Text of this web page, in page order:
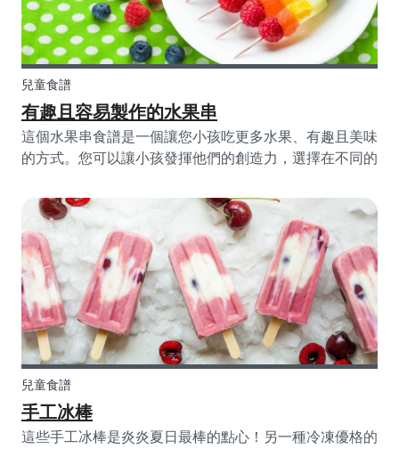
兒童食譜
有趣且容易製作的水果串
這個水果串食譜是一個讓您小孩吃更多水果、有趣且美味
的方式。您可以讓小孩發揮他們的創造力，選擇在不同的
兒童食譜
手工冰棒
這些手工冰棒是炎炎夏日最棒的點心！另一種冷凍優格的